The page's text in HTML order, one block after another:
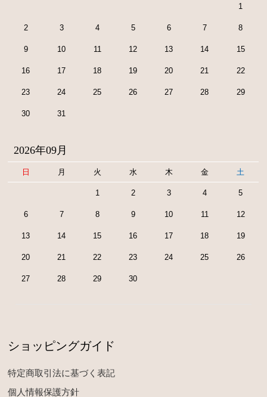
1
2 3 4 5 6 7 8
9 10 11 12 13 14 15
16 17 18 19 20 21 22
23 24 25 26 27 28 29
30 31
2026年09月
日 月 火 水 木 金 土
1 2 3 4 5
6 7 8 9 10 11 12
13 14 15 16 17 18 19
20 21 22 23 24 25 26
27 28 29 30
ショッピングガイド
特定商取引法に基づく表記
個人情報保護方針